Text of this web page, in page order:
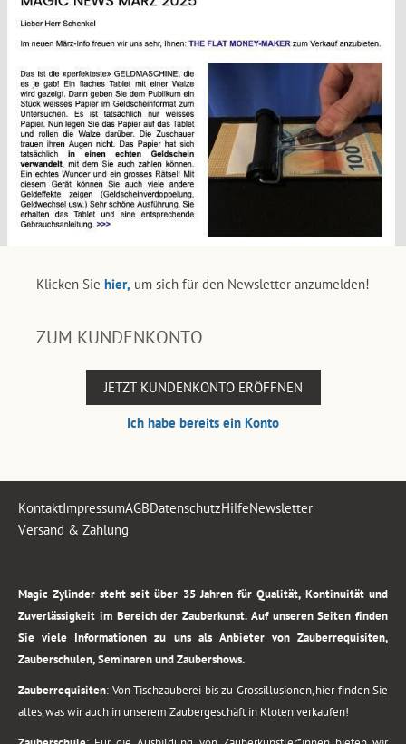
Klicken Sie hier, um sich für den Newsletter anzumelden!
ZUM KUNDENKONTO
JETZT KUNDENKONTO ERÖFFNEN
Ich habe bereits ein Konto
KontaktImpressumAGBDatenschutzHilfeNewsletter
Versand & Zahlung
Magic Zylinder steht seit über 35 Jahren für Qualität, Kontinuität und
Zuverlässigkeit im Bereich der Zauberkunst. Auf unseren Seiten finden
Sie viele Informationen zu uns als Anbieter von Zauberrequisiten,
Zauberschulen, Seminaren und Zaubershows.
Zauberrequisiten: Von Tischzauberei bis zu Grossillusionen, hier finden Sie
alles, was wir auch in unserem Zaubergeschäft in Kloten verkaufen!